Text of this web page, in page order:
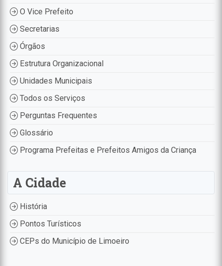
O Vice Prefeito
Secretarias
Órgãos
Estrutura Organizacional
Unidades Municipais
Todos os Serviços
Perguntas Frequentes
Glossário
Programa Prefeitas e Prefeitos Amigos da Criança
A Cidade
História
Pontos Turísticos
CEPs do Município de Limoeiro